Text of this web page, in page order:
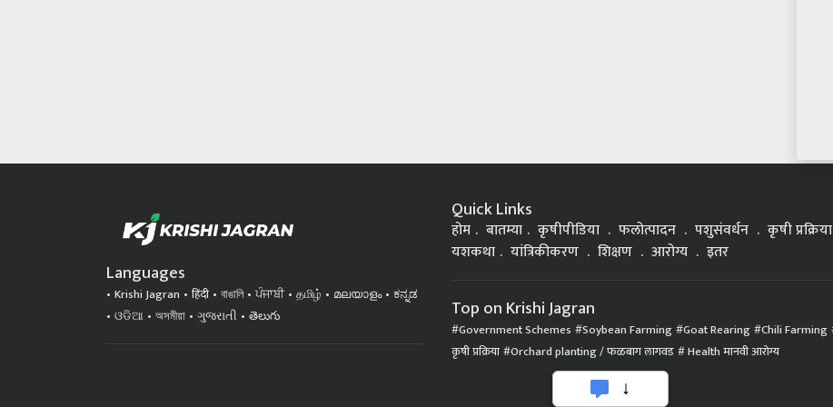
Languages
Krishi Jagran हिंदी বাঙালি ਪੰਜਾਬੀ தமிழ் മലയാളം
ಕನ್ನಡ
ଓଡିଆ
অসমীয়া ગુજરાતી తెలుగు
Quick Links
होम बातम्या कृषीपीडिया फलोत्पादन पशुसंवर्धन
कृषी प्रक्रिया
यशकथा
यांत्रिकीकरण शिक्षण आरोग्य इतर
Top on Krishi Jagran
Government Schemes Soybean Farming Goat Rearing Chili Farming
कृषी प्रक्रिया Orchard planting / फळबाग लागवड Health मानवी आरोग्य